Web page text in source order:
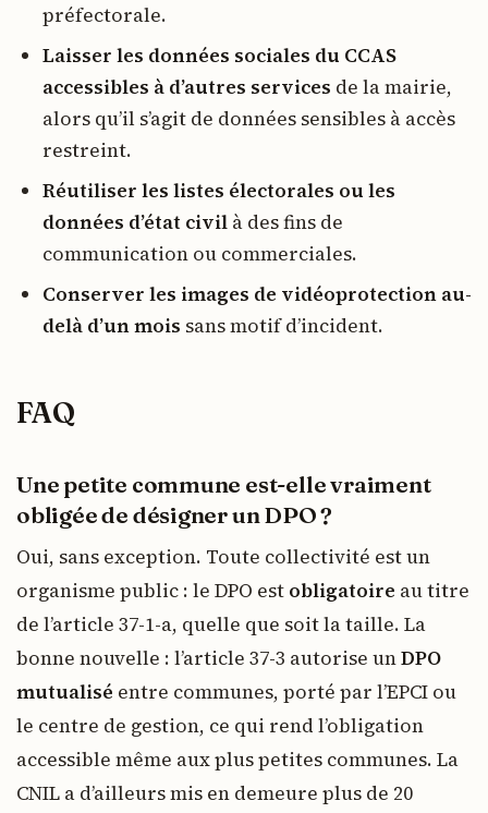
préfectorale.
Laisser les données sociales du CCAS
accessibles à d’autres services de la mairie,
alors qu’il s’agit de données sensibles à accès
restreint.
Réutiliser les listes électorales ou les
données d’état civil à des fins de
communication ou commerciales.
Conserver les images de vidéoprotection au-
delà d’un mois sans motif d’incident.
FAQ
Une petite commune est-elle vraiment
obligée de désigner un DPO ?
Oui, sans exception. Toute collectivité est un
organisme public : le DPO est obligatoire au titre
de l’article 37-1-a, quelle que soit la taille. La
bonne nouvelle : l’article 37-3 autorise unDPO
mutualisé entre communes, porté par l’EPCI ou
le centre de gestion, ce qui rend l’obligation
accessible même aux plus petites communes. La
CNIL a d’ailleurs mis en demeure plus de 20